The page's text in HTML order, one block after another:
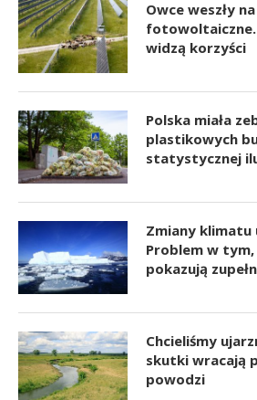
Owce weszły
widzą korzyści
Polska miała
plastikowych
statystycznej
Zmiany klimatu
Problem w tym,
pokazują
Chcieliśmy
skutki wracają
powodzi